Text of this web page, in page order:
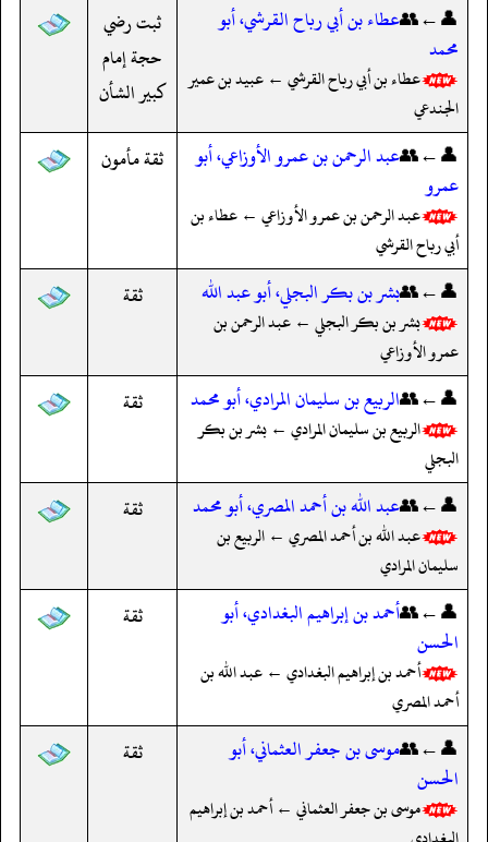
👤←👥عطاء بن أبي رباح القرشي، أبو
محمد
عطاء بن أبي رباح القرشي ← عبيد بن عمير
الجندعي
ثبت رضي
حجة إمام
كبير الشأن
👤←👥عبد الرحمن بن عمرو الأوزاعي، أبو
عمرو
عبد الرحمن بن عمرو الأوزاعي ← عطاء بن
أبي رباح القرشي
ثقة مأمون
👤←👥بشر بن بكر البجلي، أبو عبد الله
بشر بن بكر البجلي ← عبد الرحمن بن
عمرو الأوزاعي
ثقة
👤←👥الربيع بن سليمان المرادي، أبو محمد
الربيع بن سليمان المرادي ← بشر بن بكر
البجلي
ثقة
👤←👥عبد الله بن أحمد المصري، أبو محمد
عبد الله بن أحمد المصري ← الربيع بن
سليمان المرادي
ثقة
👤←👥أحمد بن إبراهيم البغدادي، أبو
الحسن
أحمد بن إبراهيم البغدادي ← عبد الله بن
أحمد المصري
ثقة
👤←👥موسى بن جعفر العثماني، أبو
الحسن
موسى بن جعفر العثماني ← أحمد بن إبراهيم
ثقة